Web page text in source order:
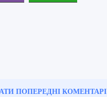
ПОПЕРЕДНІ КОМЕНТАРІ